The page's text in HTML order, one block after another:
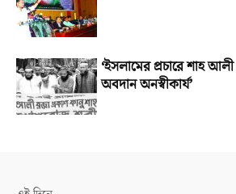
‘ইসলামের প্রচারে শাহ
অবদান অনস্বীকার্য’